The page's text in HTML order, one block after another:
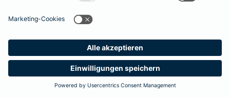
Suche Produkte
Barmenia